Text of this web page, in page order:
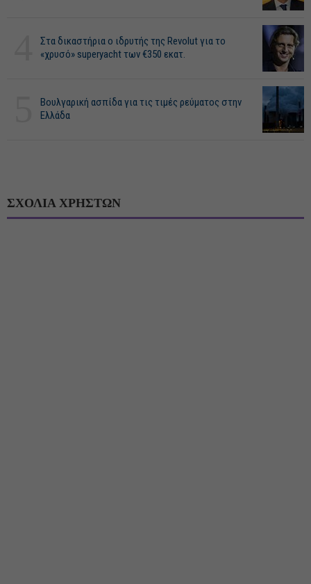
Στα δικαστήρια ο ιδρυτής της Revolut για το
«χρυσό» superyacht των €350 εκατ.
Βουλγαρική ασπίδα για τις τιμές ρεύματος στην
Ελλάδα
ΣΧΟΛΙΑ ΧΡΗΣΤΩΝ